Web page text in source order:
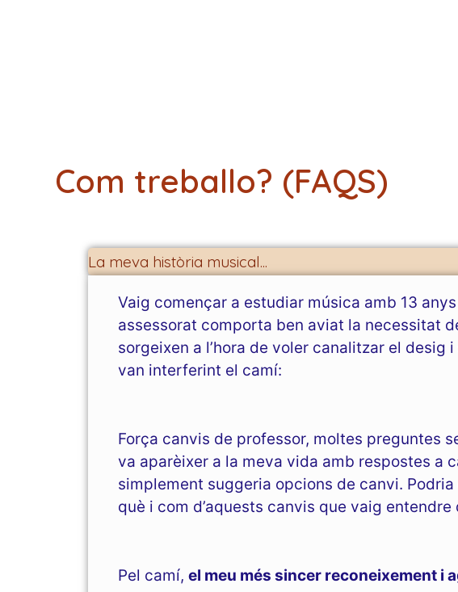
Com treballo? (FAQS)
La meva història musical...
Vaig començar a estudiar música amb 13
assessorat comporta ben aviat la necessitat
sorgeixen a l’hora de voler canalitzar el
van interferint el camí:
Força canvis de professor, moltes preguntes
va aparèixer a la meva vida amb respostes a
simplement suggeria opcions de canvi.
què i com d’aquests canvis que vaig
Pel camí,el meu més sincer reconeixement i